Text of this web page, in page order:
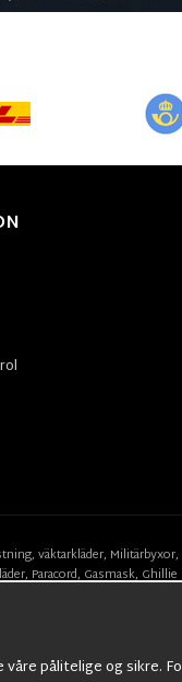
väktarkläder, Militärbyxor,
,Paracord,Gasmask,Ghillie
pålitelige og sikre.